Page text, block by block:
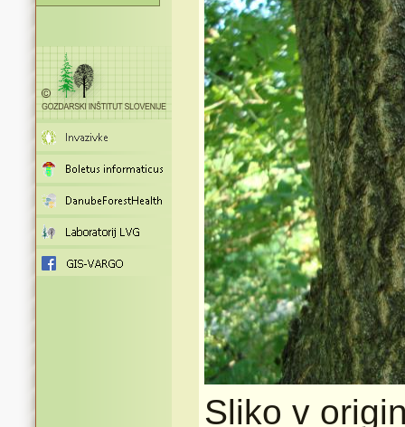
Sliko v